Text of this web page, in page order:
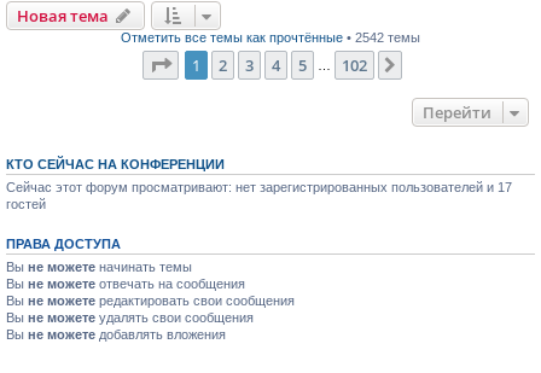
Новая тема
Отметить все темы как прочтённые • 2542 темы
Страница из 102
1 2 3 4 5 102
Перейти
КТО СЕЙЧАС НА КОНФЕРЕНЦИИ
Сейчас этот форум просматривают: нет зарегистрированных пользователей и 17
гостей
ПРАВА ДОСТУПА
Вы не можете начинать темы
Вы не можете отвечать на сообщения
Вы не можете редактировать свои сообщения
Вы не можете удалять свои сообщения
Вы не можете добавлять вложения